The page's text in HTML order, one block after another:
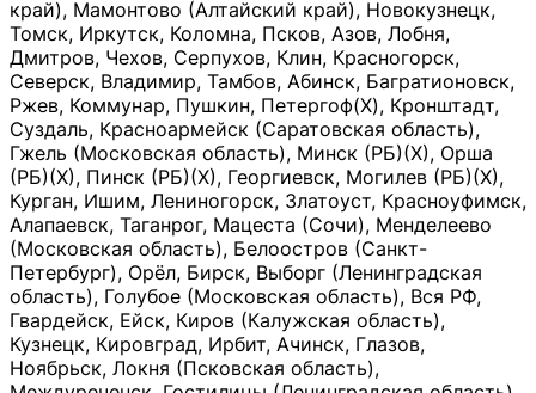
край), Мамонтово (Алтайский край), Новокузнецк,
Томск, Иркутск, Коломна, Псков, Азов, Лобня,
Дмитров, Чехов, Серпухов, Клин, Красногорск,
Северск, Владимир, Тамбов, Абинск, Багратионовск,
Ржев, Коммунар, Пушкин, Петергоф(Х), Кронштадт,
Суздаль, Красноармейск (Саратовская область),
Гжель (Московская область), Минск (РБ)(Х), Орша
(РБ)(Х), Пинск (РБ)(Х), Георгиевск, Могилев (РБ)(Х),
Курган, Ишим, Лениногорск, Златоуст, Красноуфимск,
Алапаевск, Таганрог, Мацеста (Сочи), Менделеево
(Московская область), Белоостров (Санкт-
Петербург), Орёл, Бирск, Выборг (Ленинградская
область), Голубое (Московская область), Вся РФ,
Гвардейск, Ейск, Киров (Калужская область),
Кузнецк, Кировград, Ирбит, Ачинск, Глазов,
Ноябрьск, Локня (Псковская область),